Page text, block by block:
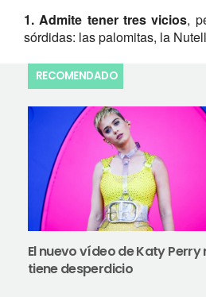
1. Admite tener tres vicios,
sórdidas: las palomitas, la
RECOMENDADO
El nuevo vídeo de Katy Perry
tiene desperdicio